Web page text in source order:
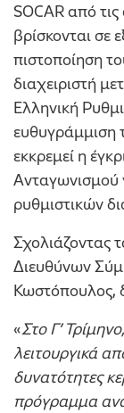
SOCAR από
βρίσκονται σε
πιστοποίηση
διαχειριστή
Ελληνική
ευθυγράμμιση
εκκρεμεί η
Ανταγωνισμού
ρυθμιστικών
Σχολιάζοντας
Διευθύνων
Κωστόπουλος,
«Στο Γ’
λειτουργικά
δυνατότητες
πρόγραμμα